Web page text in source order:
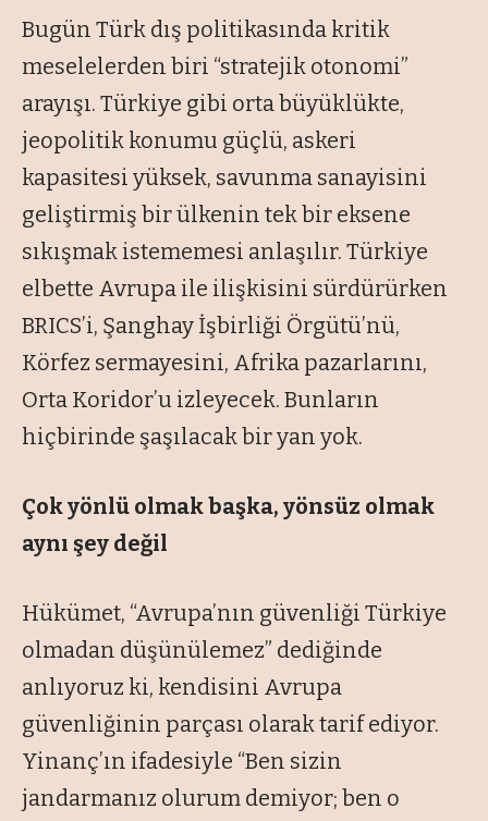
Bugün Türk dış politikasında kritik
meselelerden biri “stratejik otonomi”
arayışı. Türkiye gibi orta büyüklükte,
jeopolitik konumu güçlü, askeri
kapasitesi yüksek, savunma sanayisini
geliştirmiş bir ülkenin tek bir eksene
sıkışmak istememesi anlaşılır. Türkiye
elbette Avrupa ile ilişkisini sürdürürken
BRICS’i, Şanghay İşbirliği Örgütü’nü,
Körfez sermayesini, Afrika pazarlarını,
Orta Koridor’u izleyecek. Bunların
hiçbirinde şaşılacak bir yan yok.
Çok yönlü olmak başka, yönsüz olmak
aynı şey değil
Hükümet, “Avrupa’nın güvenliği Türkiye
olmadan düşünülemez” dediğinde
anlıyoruz ki, kendisini Avrupa
güvenliğinin parçası olarak tarif ediyor.
Yinanç’ın ifadesiyle “Ben sizin
jandarmanız olurum demiyor; ben o